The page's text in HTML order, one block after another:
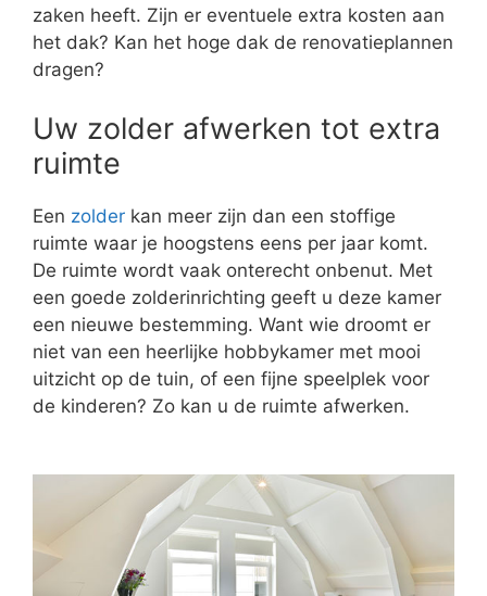
zaken heeft. Zijn er eventuele extra kosten aan
het dak? Kan het hoge dak de renovatieplannen
dragen?
Uw zolder afwerken tot extra
ruimte
Een zolder kan meer zijn dan een stoffige
ruimte waar je hoogstens eens per jaar komt.
De ruimte wordt vaak onterecht onbenut. Met
een goede zolderinrichting geeft u deze kamer
een nieuwe bestemming. Want wie droomt er
niet van een heerlijke hobbykamer met mooi
uitzicht op de tuin, of een fijne speelplek voor
de kinderen? Zo kan u de ruimte afwerken.